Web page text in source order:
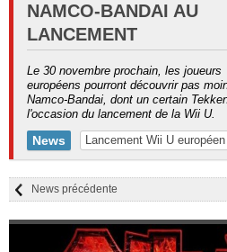
NAMCO-BANDAI AU
LANCEMENT
Le 30 novembre prochain, les joueurs
européens pourront découvrir pas
Namco-Bandai, dont un certain
l'occasion du lancement de la Wii U.
News Lancement Wii U européen
News précédente